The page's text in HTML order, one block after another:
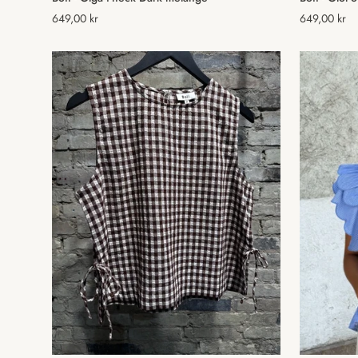
Normal
649,00 kr
Normal
649,00 kr